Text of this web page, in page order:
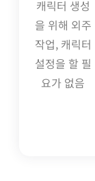
캐릭터 생성
을 위해 외주
작업, 캐릭터
설정을 할 필
요가 없음